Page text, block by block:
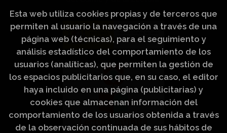
Esta web utiliza cookies propias y de terceros que
permiten al usuario la navegación a través de una
página web (técnicas), para el seguimiento y
análisis estadístico del comportamiento de los
usuarios (analíticas), que permiten la gestión de
los espacios publicitarios que, en su caso, el editor
haya incluido en una página (publicitarias) y
cookies que almacenan información del
comportamiento de los usuarios obtenida a través
de la observación continuada de sus hábitos de